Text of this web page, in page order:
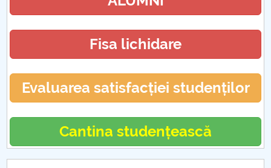
Hotărâri Senat din 27 noiembrie 2017
Hotărări Senat din 18 decembrie 2017
Fisa lichidare
Evaluarea satisfacției studenților
Cantina studențească